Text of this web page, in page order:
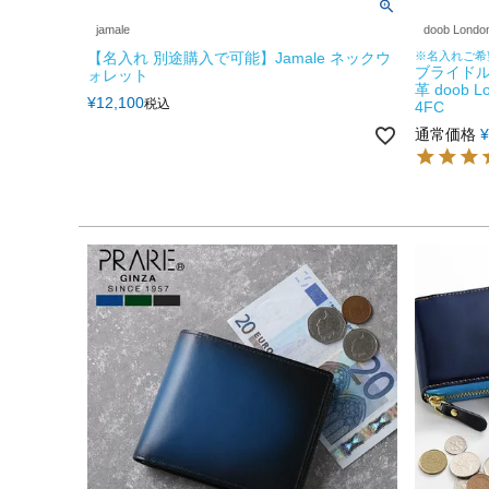
jamale
【名入れ 別途購入で可能】Jamale ネックウ
ォレット
¥12,100税込
doob
※名入れご希
ブライド
革 doob
4FC
通常価格 ¥